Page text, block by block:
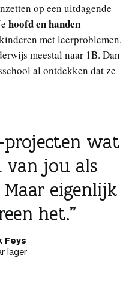
op een uitdagende
hoofd en handen
met leerproblemen.
meestal naar 1B. Dan
al ontdekken dat ze
projecten wat
van jou als
Maar eigenlijk
het.
Feys
lager